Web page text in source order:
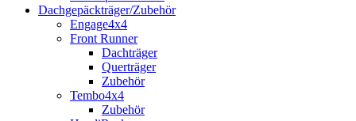
Dachgepäckträger/Zubehör
Engage4x4
Front Runner
Dachträger
Querträger
Zubehör
Tembo4x4
Zubehör